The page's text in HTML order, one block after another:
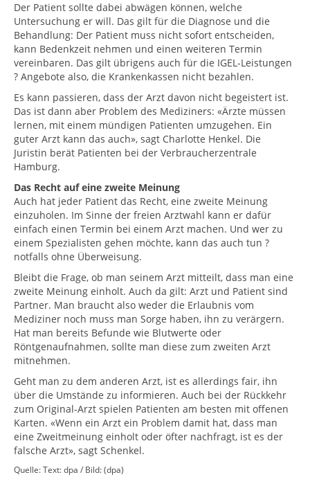
Der Patient sollte dabei abwägen können, welche
Untersuchung er will. Das gilt für die Diagnose und die
Behandlung: Der Patient muss nicht sofort entscheiden,
kann Bedenkzeit nehmen und einen weiteren Termin
vereinbaren. Das gilt übrigens auch für die IGEL-Leistungen
? Angebote also, die Krankenkassen nicht bezahlen.
Es kann passieren, dass der Arzt davon nicht begeistert ist.
Das ist dann aber Problem des Mediziners: «Ärzte müssen
lernen, mit einem mündigen Patienten umzugehen. Ein
guter Arzt kann das auch», sagt Charlotte Henkel. Die
Juristin berät Patienten bei der Verbraucherzentrale
Hamburg.
Das Recht auf eine zweite Meinung
Auch hat jeder Patient das Recht, eine zweite Meinung
einzuholen. Im Sinne der freien Arztwahl kann er dafür
einfach einen Termin bei einem Arzt machen. Und wer zu
einem Spezialisten gehen möchte, kann das auch tun ?
notfalls ohne Überweisung.
Bleibt die Frage, ob man seinem Arzt mitteilt, dass man eine
zweite Meinung einholt. Auch da gilt: Arzt und Patient sind
Partner. Man braucht also weder die Erlaubnis vom
Mediziner noch muss man Sorge haben, ihn zu verärgern.
Hat man bereits Befunde wie Blutwerte oder
Röntgenaufnahmen, sollte man diese zum zweiten Arzt
mitnehmen.
Geht man zu dem anderen Arzt, ist es allerdings fair, ihn
über die Umstände zu informieren. Auch bei der Rückkehr
zum Original-Arzt spielen Patienten am besten mit offenen
Karten. «Wenn ein Arzt ein Problem damit hat, dass man
eine Zweitmeinung einholt oder öfter nachfragt, ist es der
falsche Arzt», sagt Schenkel.
Quelle: Text: dpa / Bild: (dpa)